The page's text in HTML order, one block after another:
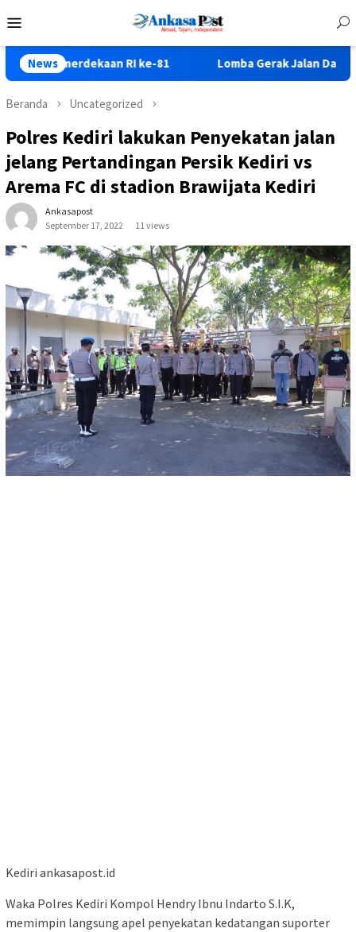
ke
Mobile
NewsRI ke-81 Lomba Gerak Jalan Dalam Peringatan
Beranda Uncategorized
Polres Kediri lakukan Penyekatan jalan
jelang Pertandingan Persik Kediri vs
Arema FC di stadion Brawijata Kediri
Ankasapost
September 17, 2022
11 views
Kediri ankasapost.id
Waka Polres Kediri Kompol Hendry Ibnu Indarto S.I.K,
memimpin langsung apel penyekatan kedatangan suporter